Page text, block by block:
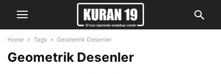
Home Tags Geometrik Desenler
Geometrik Desenler